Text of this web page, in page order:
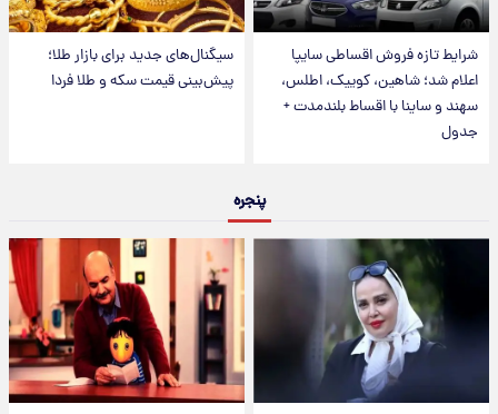
شرایط تازه فروش اقساطی سایپا
اعلام شد؛ شاهین، کوییک، اطلس،
سهند و ساینا با اقساط بلندمدت +
جدول
سیگنال‌های جدید برای بازار طلا؛
پیش‌بینی قیمت سکه و طلا فردا
پنجره